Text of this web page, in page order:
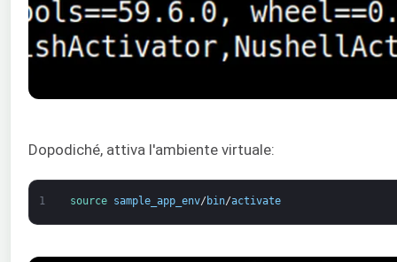
Dopodiché, attiva l'ambiente virtuale:
1 source sample_app_env/ bin/activate